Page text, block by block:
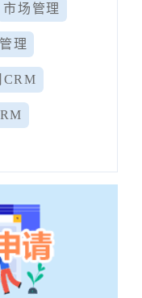
市场管理
理
CRM